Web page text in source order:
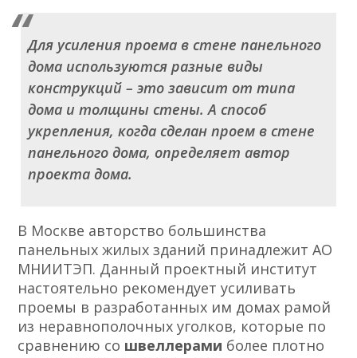
Для усиления проема в стене панельного
дома используются разные виды
конструкций – это зависит от типа
дома и толщины стены. А способ
укрепления, когда сделан проем в стене
панельного дома, определяет автор
проекта дома.
В Москве авторство большинства
панельных жилых зданий принадлежит АО
МНИИТЭП. Данный проектный институт
настоятельно рекомендует усиливать
проемы в разработанных им домах рамой
из неравнополочных уголков, которые по
сравнению со швеллерами более плотно